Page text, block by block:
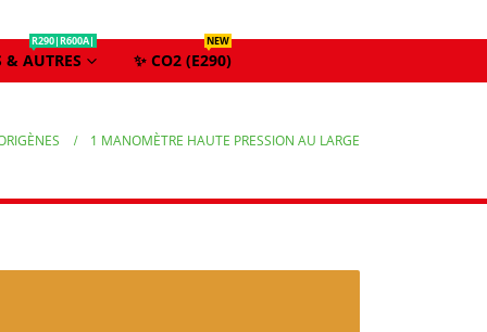
& AUTRES
R290|R600A|
✨ CO2 (E290)
NEW
1 MANOMÈTRE HAUTE PRESSION AU LARGE